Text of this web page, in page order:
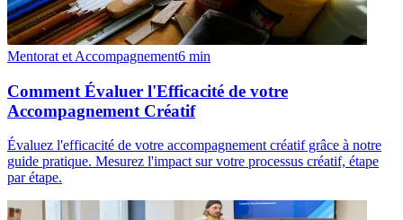
Mentorat et Accompagnement6 min
Comment Évaluer l'Efficacité de votre
Accompagnement Créatif
Évaluez l'efficacité de votre accompagnement créatif grâce à notre
guide pratique. Mesurez l'impact sur votre processus créatif, étape
par étape.